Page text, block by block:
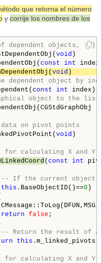
que retorna el número
y corrije los nombres de los
objects, (2)
void )
const int
void )
dependent object by
const int
object to the list
on pivot points
void )
calculating X and Y
( const int
If the current object is
this .BaseObjectID()==0 )
return false ;
Return the result of
this .m_linked_pivots.
calculating X and Y